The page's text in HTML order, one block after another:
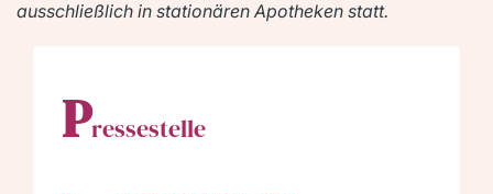
ausschließlich in stationären Apotheken statt.
Pressestelle